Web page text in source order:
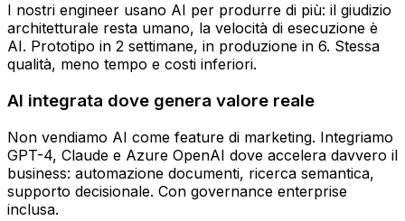
I nostri engineer usano AI per produrre di più: il giudizio
architetturale resta umano, la velocità di esecuzione è
AI. Prototipo in 2 settimane, in produzione in 6. Stessa
qualità, meno tempo e costi inferiori.
AI integrata dove genera valore reale
Non vendiamo AI come feature di marketing. Integriamo
GPT-4, Claude e Azure OpenAI dove accelera davvero il
business: automazione documenti, ricerca semantica,
supporto decisionale. Con governance enterprise
inclusa.